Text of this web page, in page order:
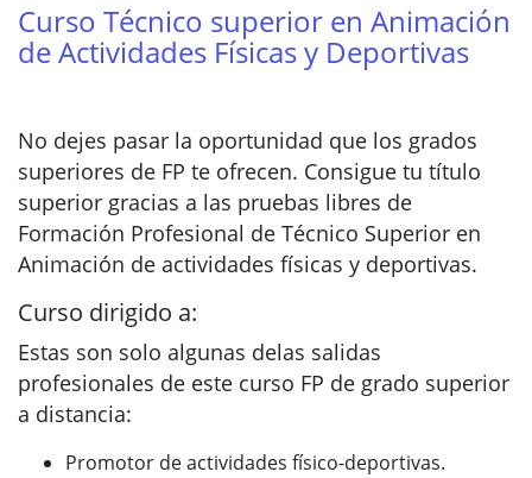
Curso Técnico superior en Animación
de Actividades Físicas y Deportivas
No dejes pasar la oportunidad que los grados
superiores de FP te ofrecen. Consigue tu título
superior gracias a las pruebas libres de
Formación Profesional de Técnico Superior en
Animación de actividades físicas y deportivas.
Curso dirigido a:
Estas son solo algunas delas salidas
profesionales de este curso FP de grado superior
a distancia:
Promotor de actividades físico-deportivas.